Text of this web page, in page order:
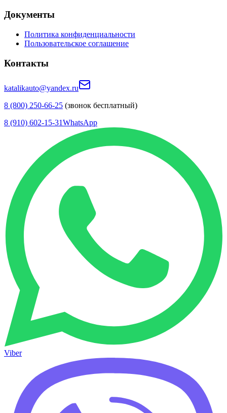
Документы
Политика конфиденциальности
Пользовательское соглашение
Контакты
katalikauto@yandex.ru
8 (800) 250-66-25 (звонок бесплатный)
8 (910) 602-15-31WhatsApp
Viber